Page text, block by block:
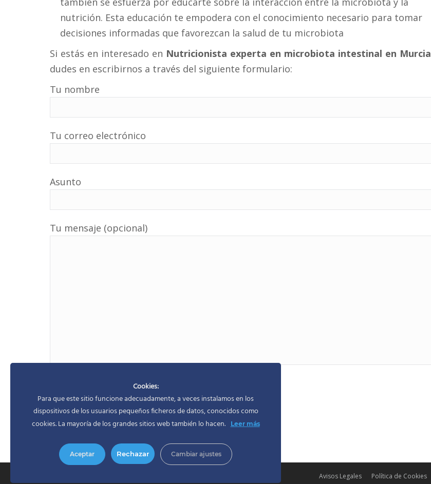
nutrición. Esta educación te empodera con el conocimiento necesario para tomar
decisiones informadas que favorezcan la salud de tu microbiota
Si estás en interesado en Nutricionista experta en microbiota intestinal en Murcia
dudes en escribirnos a través del siguiente formulario:
Tu nombre
Tu correo electrónico
Asunto
Tu mensaje (opcional)
aviso legal
Avisos Legales Política de Cookies
Cookies:
Para que este sitio funcione adecuadamente, a veces instalamos en los
dispositivos de los usuarios pequeños ficheros de datos, conocidos como
cookies. La mayoría de los grandes sitios web también lo hacen.
Leer más
Aceptar Rechazar Cambiar ajustes